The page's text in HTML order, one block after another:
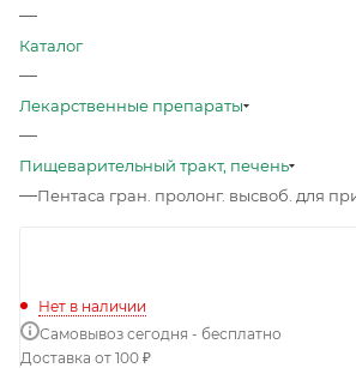
—
Каталог
—
Лекарственные препараты
—
Пищеварительный тракт, печень
—Пентаса гран. пролонг. высвоб. для
Нет в наличии
Самовывоз сегодня - бесплатно
Доставка от 100 ₽